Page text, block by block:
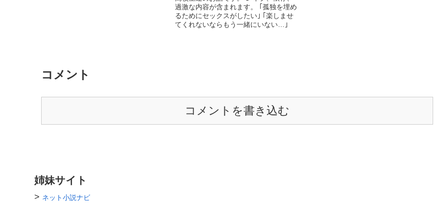
過激な内容が含まれます。 ｢孤独を埋め
るためにセックスがしたい｣ ｢楽しませ
てくれないならもう一緒にいない…｣
コメント
コメントを書き込む
姉妹サイト
> ネット小説ナビ